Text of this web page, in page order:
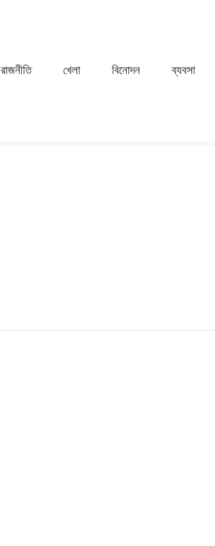
রাজনীতি খেলা ⁠বিনোদন ব্যবসা